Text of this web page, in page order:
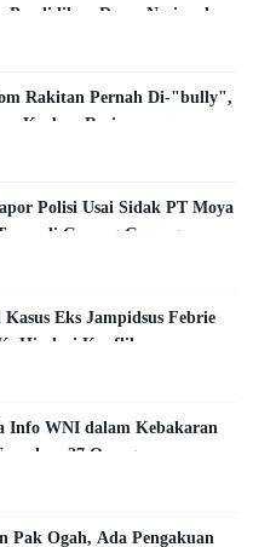
Pendidikan Dasar Nasional
Rakitan Pernah Di-"bully",
Korban Rasis
Polisi Usai Sidak PT Moya
di Gorong-Gorong
Eks Jampidsus Febrie
Hindari Konflik
Info WNI dalam Kebakaran
27 Orang
Pak Ogah, Ada Pengakuan